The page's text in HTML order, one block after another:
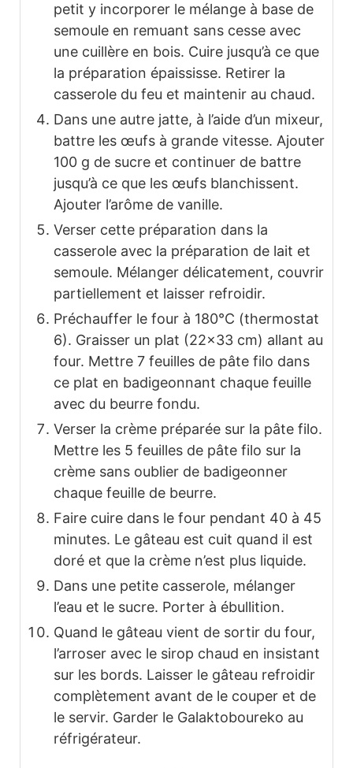
petit y incorporer le mélange à base de
semoule en remuant sans cesse avec
une cuillère en bois. Cuire jusqu’à ce que
la préparation épaississe. Retirer la
casserole du feu et maintenir au chaud.
Dans une autre jatte, à l’aide d’un mixeur,
battre les œufs à grande vitesse. Ajouter
100 g de sucre et continuer de battre
jusqu’à ce que les œufs blanchissent.
Ajouter l’arôme de vanille.
Verser cette préparation dans la
casserole avec la préparation de lait et
semoule. Mélanger délicatement, couvrir
partiellement et laisser refroidir.
Préchauffer le four à 180°C (thermostat
6). Graisser un plat (22×33 cm) allant au
four. Mettre 7 feuilles de pâte filo dans
ce plat en badigeonnant chaque feuille
avec du beurre fondu.
Verser la crème préparée sur la pâte filo.
Mettre les 5 feuilles de pâte filo sur la
crème sans oublier de badigeonner
chaque feuille de beurre.
Faire cuire dans le four pendant 40 à 45
minutes. Le gâteau est cuit quand il est
doré et que la crème n’est plus liquide.
Dans une petite casserole, mélanger
l’eau et le sucre. Porter à ébullition.
Quand le gâteau vient de sortir du four,
l’arroser avec le sirop chaud en insistant
sur les bords. Laisser le gâteau refroidir
complètement avant de le couper et de
le servir. Garder le Galaktoboureko au
réfrigérateur.